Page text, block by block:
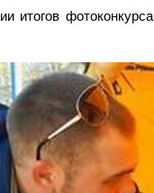
итогов